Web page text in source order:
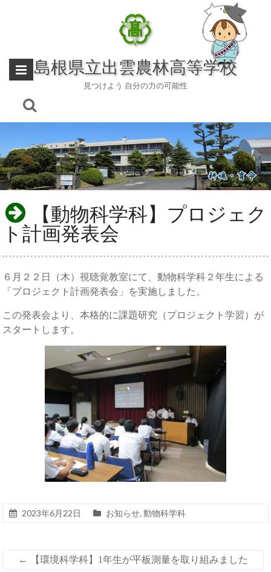
島根県立出雲農林高等学校
見つけよう 自分の力の可能性
【動物科学科】プロジェク
ト計画発表会
６月２２日（木）視聴覚教室にて、動物科学科２年生による
「プロジェクト計画発表会」を実施しました。
この発表会より、本格的に課題研究（プロジェクト学習）が
スタートします。
2023年6月22日 お知らせ,動物科学科
← 【環境科学科】1年生が平板測量を取り組みました